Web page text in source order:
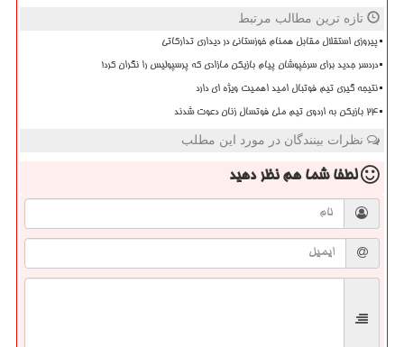
تازه ترین مطالب مرتبط
پیروزی استقلال مقابل همنام خوزستانی در دیداری تدارکاتی
دردسر جدید برای سرخپوشان پیام بازیکن مازادی که پرسپولیس را نگران کرد!
نتیجه گیری تیم فوتبال امید اهمیت ویژه ای دارد
۲۴ بازیکن به اردوی تیم ملی فوتسال زنان دعوت شدند
نظرات بینندگان در مورد این مطلب
لطفا شما همنظر دهید